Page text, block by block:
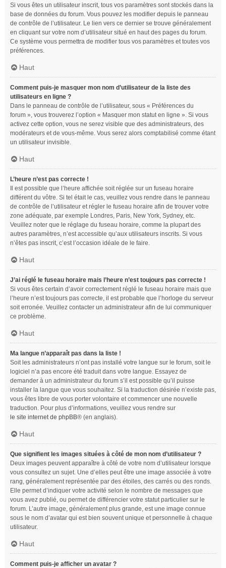
Si vous êtes un utilisateur inscrit, tous vos paramètres sont stockés dans la
base de données du forum. Vous pouvez les modifier depuis le panneau
de contrôle de l’utilisateur. Le lien vers ce dernier se trouve généralement
en cliquant sur votre nom d’utilisateur situé en haut des pages du forum.
Ce système vous permettra de modifier tous vos paramètres et toutes vos
préférences.
Haut
Comment puis-je masquer mon nom d’utilisateur de la liste des
utilisateurs en ligne ?
Dans le panneau de contrôle de l’utilisateur, sous « Préférences du
forum », vous trouverez l’option « Masquer mon statut en ligne ». Si vous
activez cette option, vous ne serez visible que des administrateurs, des
modérateurs et de vous-même. Vous serez alors comptabilisé comme étant
un utilisateur invisible.
Haut
L’heure n’est pas correcte !
Il est possible que l’heure affichée soit réglée sur un fuseau horaire
différent du vôtre. Si tel était le cas, veuillez vous rendre dans le panneau
de contrôle de l’utilisateur et régler le fuseau horaire afin de trouver votre
zone adéquate, par exemple Londres, Paris, New York, Sydney, etc.
Veuillez noter que le réglage du fuseau horaire, comme la plupart des
autres paramètres, n’est accessible qu’aux utilisateurs inscrits. Si vous
n’êtes pas inscrit, c’est l’occasion idéale de le faire.
Haut
J’ai réglé le fuseau horaire mais l’heure n’est toujours pas correcte !
Si vous êtes certain d’avoir correctement réglé le fuseau horaire mais que
l’heure n’est toujours pas correcte, il est probable que l’horloge du serveur
soit erronée. Veuillez contacter un administrateur afin de lui communiquer
ce problème.
Haut
Ma langue n’apparaît pas dans la liste !
Soit les administrateurs n’ont pas installé votre langue sur le forum, soit le
logiciel n’a pas encore été traduit dans votre langue. Essayez de
demander à un administrateur du forum s’il est possible qu’il puisse
installer la langue que vous souhaitez. Si la traduction désirée n’existe pas,
vous êtes libre de vous porter volontaire et commencer une nouvelle
traduction. Pour plus d’informations, veuillez vous rendre sur
le site internet de phpBB® (en anglais).
Haut
Que signifient les images situées à côté de mon nom d’utilisateur ?
Deux images peuvent apparaître à côté de votre nom d’utilisateur lorsque
vous consultez un sujet. Une d’elles peut être une image associée à votre
rang, généralement représentée par des étoiles, des carrés ou des ronds.
Elle permet d’indiquer votre activité selon le nombre de messages que
vous avez publié, ou permet de différencier votre statut particulier sur le
forum. L’autre image, généralement plus grande, est une image connue
sous le nom d’avatar qui est bien souvent unique et personnelle à chaque
utilisateur.
Haut
Comment puis-je afficher un avatar ?